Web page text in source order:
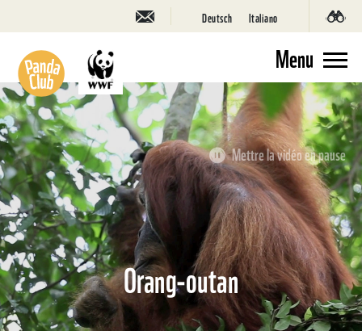
Deutsch Italiano
Menu
Mettre la vidéo en pause
Orang-outan